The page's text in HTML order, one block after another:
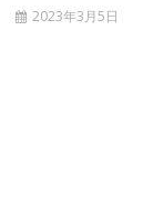
2023年3月5日